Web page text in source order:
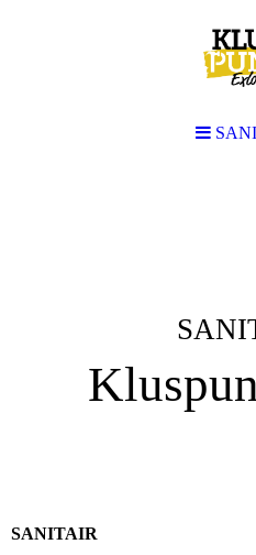
SANITAIR